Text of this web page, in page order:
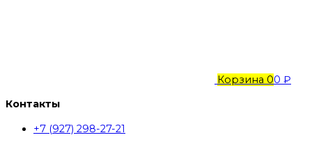
Корзина 00 ₽
Контакты
+7 (927) 298-27-21